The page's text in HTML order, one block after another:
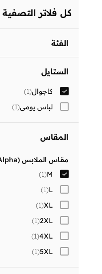
كل فلاتر التصفية
الفئة
الرجال
الستايل
كاجوال(
1
)
لباس يومي(
1
)
المقاس
مقاس الملابس (Alpha)
M
(
1
)
L
(
1
)
XL
(
1
)
2XL
(
1
)
4XL
(
1
)
5XL
(
1
)